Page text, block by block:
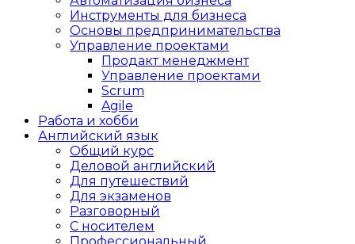
Инструменты для бизнеса
Основы предпринимательства
Управление проектами
Продакт менеджмент
Управление проектами
Scrum
Agile
Работа и хобби
Английский язык
Общий курс
Деловой английский
Для путешествий
Для экзаменов
Разговорный
С носителем